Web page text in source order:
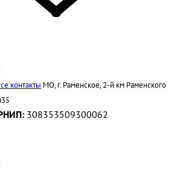
контакты МО, г. Раменское, 2-й км Раменского
308353509300062